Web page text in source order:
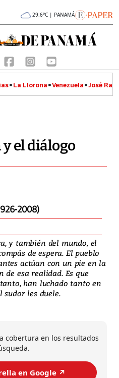
29.6°C | PANAMÁ
La Llorona Venezuela José
el diálogo
2008)
y también del mundo, el
de espera. El pueblo
actúan con un pie en la
de esa realidad. Es que
han luchado tanto en
sudor les duele.
cobertura en los resultados
en Google ↗️